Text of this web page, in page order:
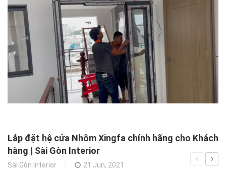
Lắp đặt hệ cửa Nhôm Xingfa chính hãng cho Khách
hàng | Sài Gòn Interior
Sài Gòn Interior 21 Jun, 2021